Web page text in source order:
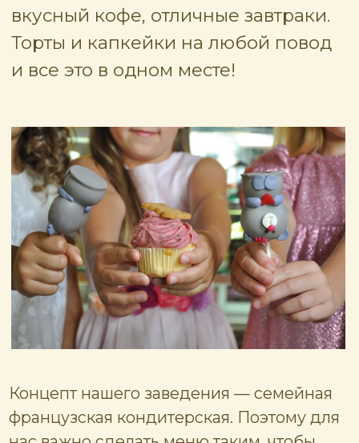
Владимира Невского 29/1
И ДОБРО
ПОЖАЛОВАТЬ ТЕМ,
КТО УВИДЕЛ НАС
ВПЕРВЫЕ!
СПАСИБО ВСЕМ,